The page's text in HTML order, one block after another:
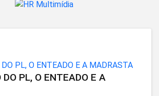
DO PL, O ENTEADO E A